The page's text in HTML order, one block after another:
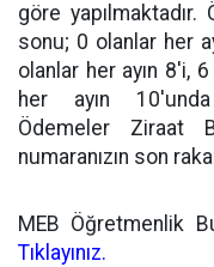
göre yapılmaktadır.
sonu; 0 olanlar her
olanlar her ayın 8'i,
her ayın
Ödemeler Ziraat
numaranızın son
MEB Öğretmenlik
Tıklayınız.